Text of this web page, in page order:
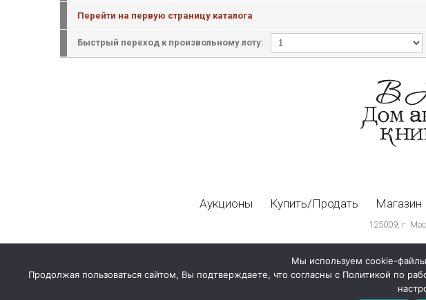
Перейти на первую страницу каталога
Быстрый переход к произвольному лоту:
Аукционы Купить/Продать Магазин
125009, г.
Мы используем cookie-
Продолжая пользоваться сайтом, Вы подтверждаете, что согласны с Политикой по